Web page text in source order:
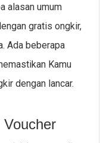
alasan umum
gratis ongkir,
Ada beberapa
Kamu
dengan lancar.